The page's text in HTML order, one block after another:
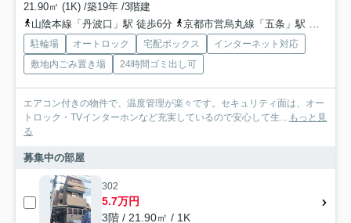
21.90㎡ (1K) /築19年 /3階建
山陰本線「丹波口」駅 徒歩6分
京都市営烏丸線「五条」駅 徒歩23分
駐輪場 オートロック 宅配ボックス
インターネット対応
敷地内ごみ置き場
24時間ゴミ出し可
エアコン付きの物件で、温度管理が楽々です。セキュリティ面は、オー
トロック・TVインターホンなど充実しているので安心して生... もっと見
る
募集中の部屋
302
5.7万円
3階 / 21.90㎡ / 1K